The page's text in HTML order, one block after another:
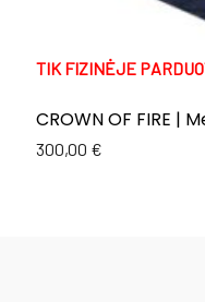
TIK FIZINĖJE
CROWN OF FIRE |
300,00 €